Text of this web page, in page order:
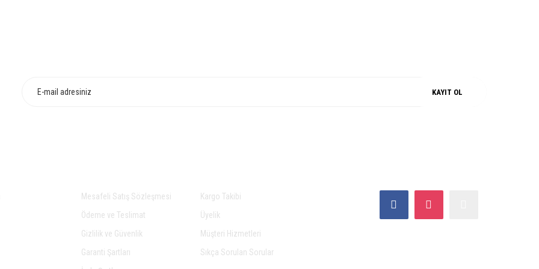
KAYIT OL
Mesafeli Satış Sözleşmesi
Ödeme ve Teslimat
Gizlilik ve Güvenlik
Garanti Şartları
Kargo Takibi
Üyelik
Müşteri Hizmetleri
Sıkça Sorulan Sorular